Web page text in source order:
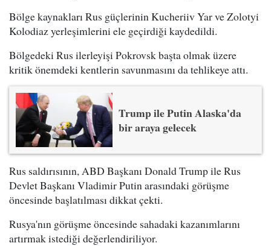
Bölge kaynakları Rus güçlerinin Kucheriiv Yar ve Zolotyi
Kolodiaz yerleşimlerini ele geçirdiği kaydedildi.
Bölgedeki Rus ilerleyişi Pokrovsk başta olmak üzere
kritik önemdeki kentlerin savunmasını da tehlikeye attı.
Trump ile Putin Alaska'da
bir araya gelecek
Rus saldırısının, ABD Başkanı Donald Trump ile Rus
Devlet Başkanı Vladimir Putin arasındaki görüşme
öncesinde başlatılması dikkat çekti.
Rusya'nın görüşme öncesinde sahadaki kazanımlarını
artırmak istediği değerlendiriliyor.